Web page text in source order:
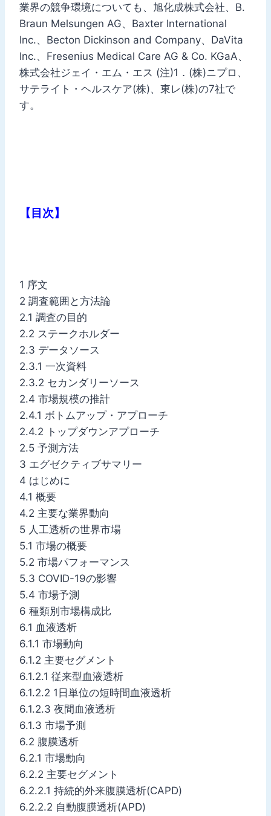
業界の競争環境についても、旭化成株式会社、B.
Braun Melsungen AG、Baxter International
Inc.、Becton Dickinson and Company、DaVita
Inc.、Fresenius Medical Care AG & Co. KGaA、
株式会社ジェイ・エム・エス (注)1．(株)ニプロ、
サテライト・ヘルスケア(株)、東レ(株)の7社で
す。
【目次】
1 序文
2 調査範囲と方法論
2.1 調査の目的
2.2 ステークホルダー
2.3 データソース
2.3.1 一次資料
2.3.2 セカンダリーソース
2.4 市場規模の推計
2.4.1 ボトムアップ・アプローチ
2.4.2 トップダウンアプローチ
2.5 予測方法
3 エグゼクティブサマリー
4 はじめに
4.1 概要
4.2 主要な業界動向
5 人工透析の世界市場
5.1 市場の概要
5.2 市場パフォーマンス
5.3 COVID-19の影響
5.4 市場予測
6 種類別市場構成比
6.1 血液透析
6.1.1 市場動向
6.1.2 主要セグメント
6.1.2.1 従来型血液透析
6.1.2.2 1日単位の短時間血液透析
6.1.2.3 夜間血液透析
6.1.3 市場予測
6.2 腹膜透析
6.2.1 市場動向
6.2.2 主要セグメント
6.2.2.1 持続的外来腹膜透析(CAPD)
6.2.2.2 自動腹膜透析(APD)